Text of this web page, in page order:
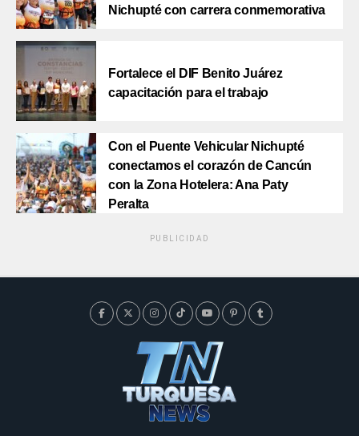
Nichupté con carrera conmemorativa
Fortalece el DIF Benito Juárez
capacitación para el trabajo
Con el Puente Vehicular Nichupté
conectamos el corazón de Cancún
con la Zona Hotelera: Ana Paty
Peralta
PUBLICIDAD